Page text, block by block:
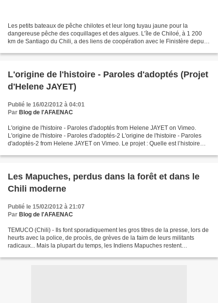
Les petits bateaux de pêche chilotes et leur long tuyau jaune pour la
dangereuse pêche des coquillages et des algues. L’île de Chiloé, à 1 200
km de Santiago du Chili, a des liens de coopération avec le Finistère depuis
L'origine de l'histoire - Paroles d'adoptés (Projet
d'Helene JAYET)
Publié le 16/02/2012 à 04:01
Par Blog de l'AFAENAC
L'origine de l'histoire - Paroles d'adoptés from Helene JAYET on Vimeo.
L'origine de l'histoire - Paroles d'adoptés-2 L'origine de l'histoire - Paroles
d'adoptés-2 from Helene JAYET on Vimeo. Le projet : Quelle est l’histoire
Les Mapuches, perdus dans la forêt et dans le
Chili moderne
Publié le 15/02/2012 à 21:07
Par Blog de l'AFAENAC
TEMUCO (Chili) - Ils font sporadiquement les gros titres de la presse, lors de
heurts avec la police, de procès, de grèves de la faim de leurs militants
radicaux... Mais la plupart du temps, les Indiens Mapuches restent